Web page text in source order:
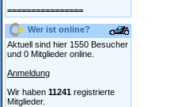
================
Wer ist online?
Aktuell sind hier 1550 Besucher
und 0 Mitglieder online.
Anmeldung
Wir haben 11241 registrierte
Mitglieder.